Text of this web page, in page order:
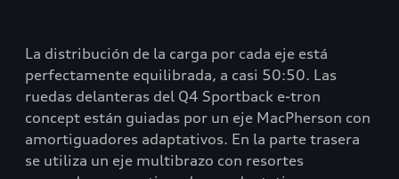
La distribución de la carga por cada eje está
perfectamente equilibrada, a casi 50:50. Las
ruedas delanteras del Q4 Sportback e-tron
concept están guiadas por un eje MacPherson con
amortiguadores adaptativos. En la parte trasera
se utiliza un eje multibrazo con resortes